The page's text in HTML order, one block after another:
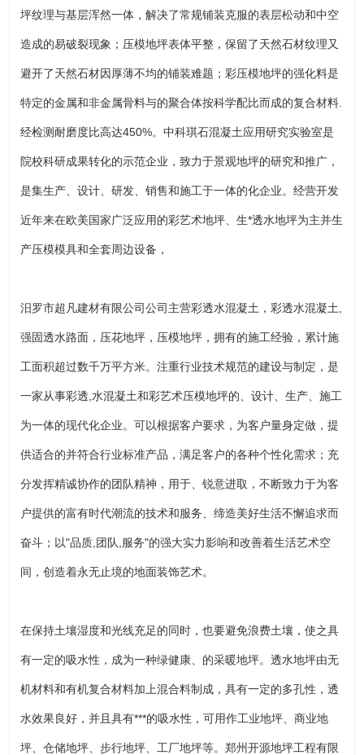
坪纹理与基层浑然一体，解决了常规铺装克服的表层松动和中空
造成的易破裂现象；压模地坪表体平整，保留了天然石材纹理又
避开了天然石材因厚薄不均的铺装难题；彩压模地坪的强化料是
特定的金属和非金属骨料与的聚合体按科学配比而成的复合材料.
经检测耐磨度比高达450%。中科琪石混凝土应用研究实验室是
院校科研成果转化的示范企业，致力于景观地坪的研究和推广，
是集生产、设计、研发、销售和施工于一体的化企业。经营开发
近年来在欧美国家广泛应用的彩艺术地坪、生*透水地坪为主并生
产压模模具和全套周边设备，
汨罗市超凡建材有限公司公司主营彩透水混凝土，彩透水混凝土,
强固透水路面，压花地坪，压模地坪，拥有的施工经验，累计施
工面积超过数千万平方米。注重行业技术规范的建设与制定，是
一家从事彩透,水混凝土和彩艺术压模地坪的、设计、生产、施工
为一体的现代化企业。可以根据客户要求，为客户量身定做，提
供适合的并符合行业标准产品，满足客户的各种个性化需求；充
分发挥精诚协作的团队精神，用于、锐意进取，不断致力于为客
户提供的富有时代潮流的技术和服务、缔造美好生活不懈追求而
奋斗；以"品质,团队,服务"的强大实力影响和改善着生活艺术空
间，创造着永无止境的地面装饰艺术。
在保持土壤湿度和光线充足的同时，也要避免浪费土壤，使之具
有一定的吸水性，成为一种绿健康、的采暖地坪。透水地坪由无
机材料和有机复合材料加上混合料制成，具有一定的多孔性，透
水效果良好，并且具有***的吸水性，可用作工业地坪、商业地
坪、仓储地坪、步行地坪、工厂地坪等。郑州开源地坪工程有限